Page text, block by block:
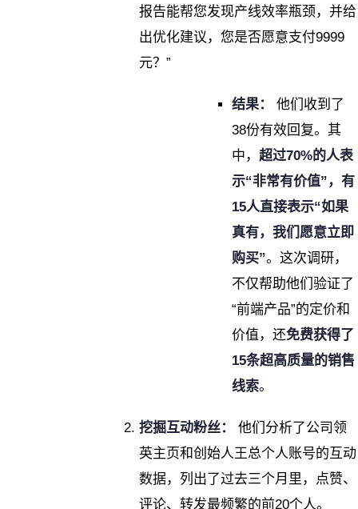
报告能帮您发现产线效率瓶颈，并给
出优化建议，您是否愿意支付9999
元？”
结果：
他们收到了
38份有效回复。其
中， 超过70%的人表
示“非常有价值”，有
15人直接表示“如果
真有，我们愿意立即
购买”。这次调研，
不仅帮助他们验证了
“前端产品”的定价和
价值，还免费获得了
15条超高质量的销售
线索。
挖掘互动粉丝：
他们分析了公司领
英主页和创始人王总个人账号的互动
数据，列出了过去三个月里，点赞、
评论、转发最频繁的前20个人。